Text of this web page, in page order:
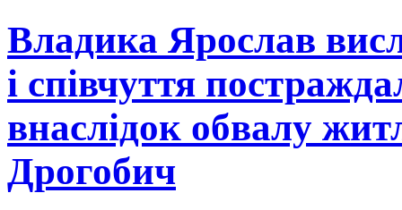
Владика Ярослав
і співчуття
внаслідок обвалу
Дрогобич